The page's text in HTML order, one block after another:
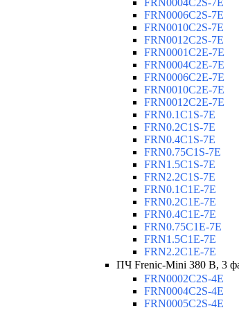
FRN0004C2S-7E
FRN0006C2S-7E
FRN0010C2S-7E
FRN0012C2S-7E
FRN0001C2E-7E
FRN0004C2E-7E
FRN0006C2E-7E
FRN0010C2E-7E
FRN0012C2E-7E
FRN0.1C1S-7E
FRN0.2C1S-7E
FRN0.4C1S-7E
FRN0.75C1S-7E
FRN1.5C1S-7E
FRN2.2C1S-7E
FRN0.1C1E-7E
FRN0.2C1E-7E
FRN0.4C1E-7E
FRN0.75C1E-7E
FRN1.5C1E-7E
FRN2.2C1E-7E
ПЧ Frenic-Mini 380 В, 3
FRN0002C2S-4E
FRN0004C2S-4E
FRN0005C2S-4E